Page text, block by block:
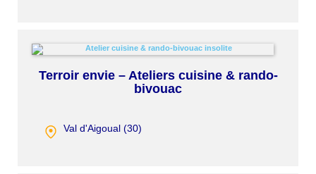
Terroir envie – Ateliers cuisine & rando-
bivouac
Val d'Aigoual (30)